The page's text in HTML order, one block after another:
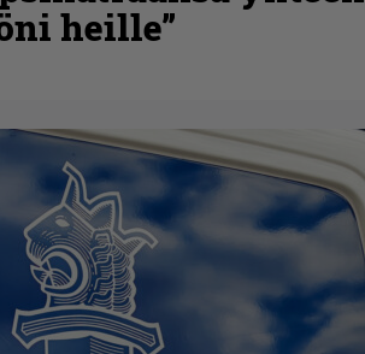
heille”